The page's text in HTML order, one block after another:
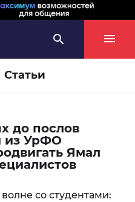
Статьи
до послов
из УрФО
Ямал